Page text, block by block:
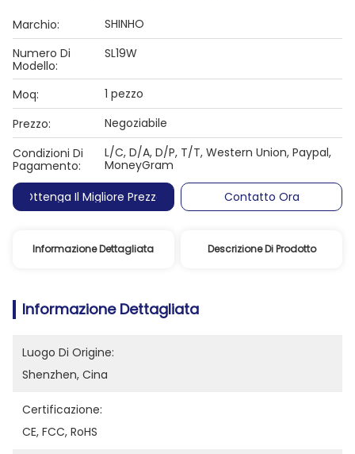
Marchio:
SHINHO
Numero Di
Modello:
SL19W
Moq:
1 pezzo
Prezzo:
Negoziabile
Condizioni Di
Pagamento:
L/C, D/A, D/P, T/T, Western Union, Paypal,
MoneyGram
Ottenga Il Migliore Prezzo
Contatto Ora
Informazione Dettagliata Descrizione Di Prodotto
Informazione Dettagliata
Luogo Di Origine:
Shenzhen, Cina
Certificazione:
CE, FCC, RoHS